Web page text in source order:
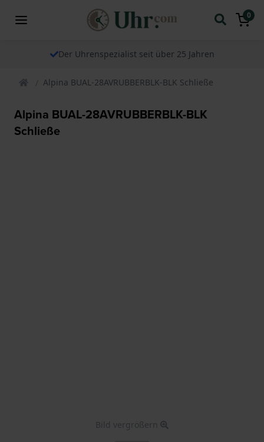
0
Der Uhrenspezialist seit über 25 Jahren
Alpina BUAL-28AVRUBBERBLK-BLK Schließe
Alpina BUAL-28AVRUBBERBLK-BLK
Schließe
Bild vergrößern